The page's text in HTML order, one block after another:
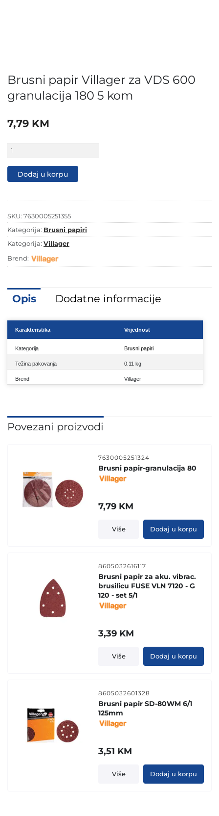
Brusni papir Villager za VDS 600
granulacija 180 5 kom
7,79 KM
papir
za
VDS
180
kom
količina
Dodaj u korpu
SKU: 7630005251355
Kategorija: Brusni papiri
Kategorija: Villager
Brend:
Opis Dodatne informacije
Karakteristika Vrijednost
Kategorija Brusni papiri
Težina pakovanja 0.11 kg
Brend Villager
Povezani proizvodi
7630005251324
Brusni papir-granulacija 80
7,79 KM
Više Dodaj u korpu
8605032616117
Brusni papir za aku. vibrac.
brusilicu FUSE VLN 7120 - G
120 - set 5/1
3,39 KM
Više Dodaj u korpu
8605032601328
Brusni papir SD-80WM 6/1
125mm
3,51 KM
Više Dodaj u korpu